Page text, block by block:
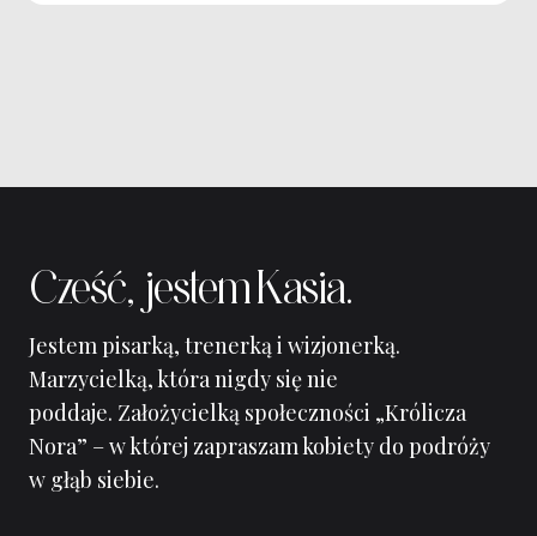
Cześć, jestem Kasia.
Jestem pisarką, trenerką i wizjonerką.
Marzycielką, która nigdy się nie
poddaje. Założycielką społeczności „Królicza
Nora” – w której zapraszam kobiety do podróży
w głąb siebie.